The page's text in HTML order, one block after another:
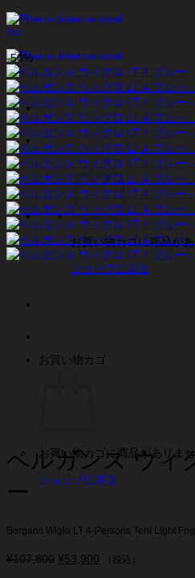
Skip
to
content
お買い物カゴに商品があ
ショップに戻る
お買い物カゴ
お買い物カゴに商品がありま
ショップに戻る
-50%
ベルガンス ウィ
ー
Bergans Wiglo LT 4-Persons Tent Light
¥107,800 元
¥53,900 現（税込）